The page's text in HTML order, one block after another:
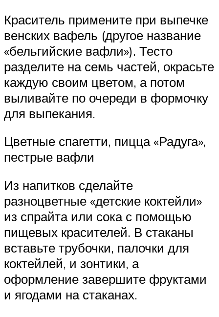
Краситель примените при выпечке
венских вафель (другое название
«бельгийские вафли»). Тесто
разделите на семь частей, окрасьте
каждую своим цветом, а потом
выливайте по очереди в формочку
для выпекания.
Цветные спагетти, пицца «Радуга»,
пестрые вафли
Из напитков сделайте
разноцветные «детские коктейли»
из спрайта или сока с помощью
пищевых красителей. В стаканы
вставьте трубочки, палочки для
коктейлей, и зонтики, а
оформление завершите фруктами
и ягодами на стаканах.